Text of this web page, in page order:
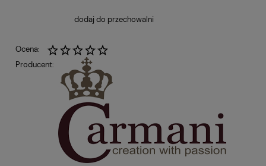
dodaj do przechowalni
Ocena:
Producent: